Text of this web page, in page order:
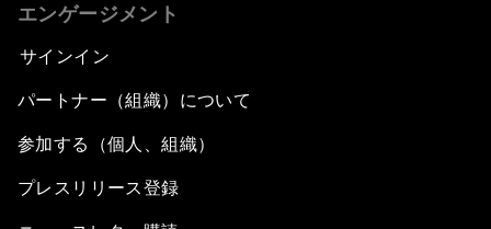
エンゲージメント
サインイン
パートナー（組織）について
参加する（個人、組織）
プレスリリース登録